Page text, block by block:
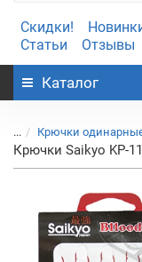
Скидки!
Статьи
Отзывы
Каталог
... Крючки одинарные
Крючки Saikyo KP-